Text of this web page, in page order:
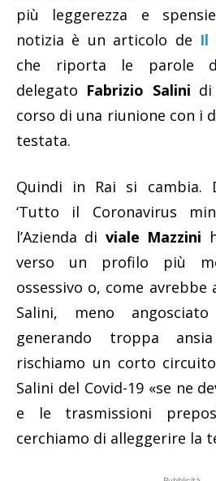
più leggerezza e
notizia è un articolo de Il
che riporta le parole
delegato Fabrizio Salini
corso di una riunione con i
testata.
Quindi in Rai si cambia.
‘Tutto il Coronavirus
l’Azienda di viale Mazzini
verso un profilo più
ossessivo o, come avrebbe
Salini, meno
generando troppa
rischiamo un corto
Salini del Covid-19 «se ne
e le trasmissioni
cerchiamo di alleggerire la